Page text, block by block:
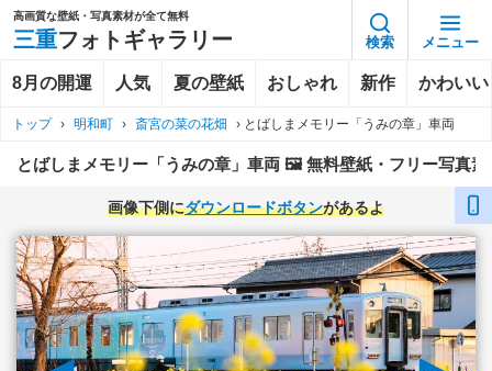
高画質な壁紙・写真素材が全て無料
三重フォトギャラリー 検索 メニュー
8月の開運 人気 夏の壁紙 おしゃれ 新作 かわいい
トップ › 明和町 › 斎宮の菜の花畑 › とばしまメモリー「うみの章」車両
とばしまメモリー「うみの章」車両 🖼️ 無料壁紙・フリー写真素
画像下側にダウンロードボタンがあるよ